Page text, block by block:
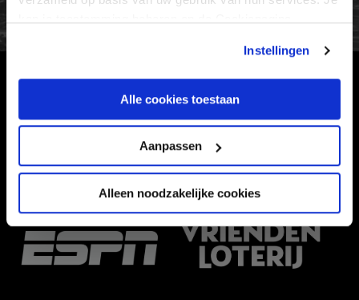
Instellingen
Alle cookies toestaan
Aanpassen
Alleen noodzakelijke cookies
HOOFDSPONSOR
EREDIVISIEPARTNERS